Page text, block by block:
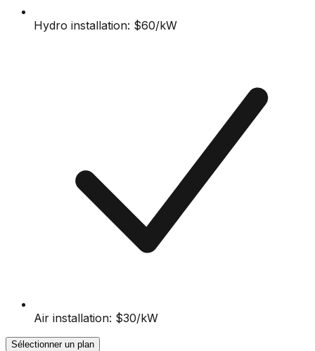
Hydro installation: $60/kW
Air installation: $30/kW
Sélectionner un plan